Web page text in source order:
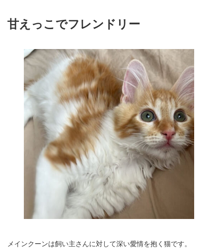
甘えっこでフレンドリー
メインクーンは飼い主さんに対して深い愛情を抱く猫です。